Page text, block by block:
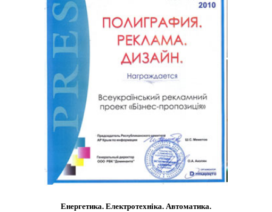
Енергетика. Електротехніка. Автоматика.